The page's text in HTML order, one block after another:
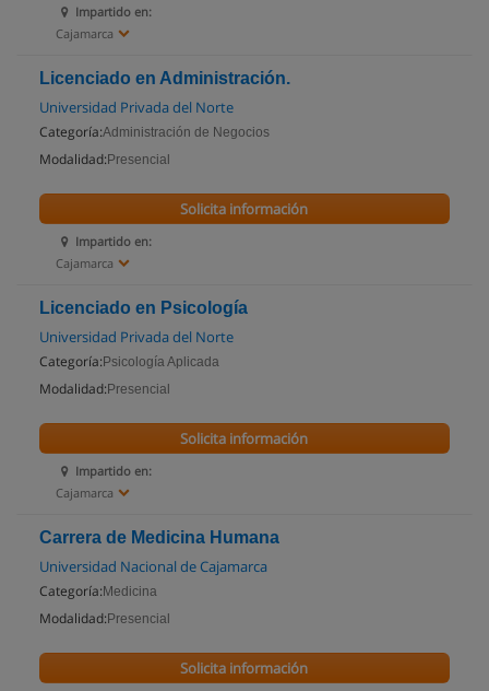
Impartido en:
Cajamarca
Licenciado en Administración.
Universidad Privada del Norte
Categoría:Administración de Negocios
Modalidad: Presencial
Impartido en:
Cajamarca
Solicita información
Licenciado en Psicología
Universidad Privada del Norte
Categoría: Psicología Aplicada
Modalidad: Presencial
Impartido en:
Cajamarca
Solicita información
Carrera de Medicina Humana
Universidad Nacional de Cajamarca
Categoría: Medicina
Modalidad: Presencial
Solicita información